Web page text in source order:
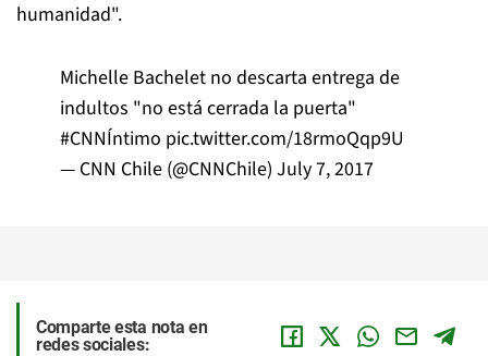
humanidad".
Michelle Bachelet no descarta entrega de
indultos "no está cerrada la puerta"
#CNNÍntimo pic.twitter.com/18rmoQqp9U
— CNN Chile (@CNNChile) July 7, 2017
Comparte esta nota en
redes sociales: